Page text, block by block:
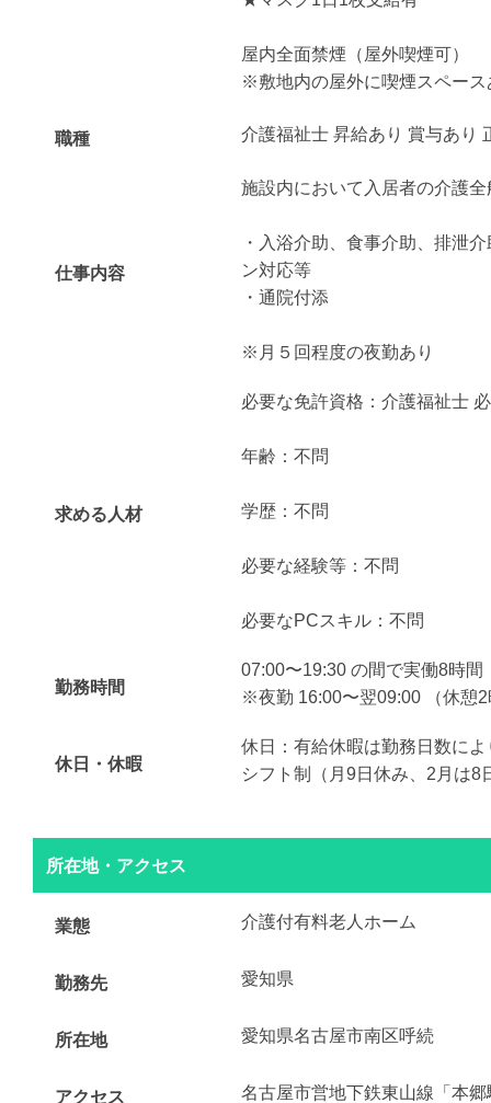
屋内全面禁煙（屋外喫煙可）
※敷地内の屋外に喫煙スペース
職種 介護福祉士 昇給あり 賞与あり
仕事内容
施設内において入居者の介護全
・入浴介助、食事介助、排泄
ン対応等
・通院付添
※月５回程度の夜勤あり
求める人材
必要な免許資格：介護福祉士
年齢：不問
学歴：不問
必要な経験等：不問
必要なPCスキル：不問
勤務時間
07:00〜19:30 の間で実働8時間
※夜勤 16:00〜翌09:00 （休憩
休日・休暇
休日：有給休暇は勤務日数に
シフト制（月9日休み、2月は8
所在地・アクセス
業態 介護付有料老人ホーム
勤務先 愛知県
所在地 愛知県名古屋市南区呼続
アクセス 名古屋市営地下鉄東山線「本